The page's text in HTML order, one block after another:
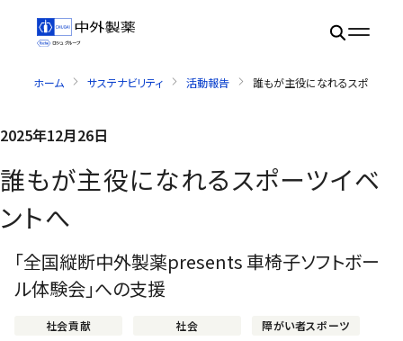
ホーム サステナビリティ 活動報告 誰もが主役になれるスポーツイ
2025年12月26日
誰もが主役になれるスポーツイベ
ントへ
「全国縦断中外製薬presents 車椅子ソフトボー
ル体験会」への支援
社会貢献 社会 障がい者スポーツ